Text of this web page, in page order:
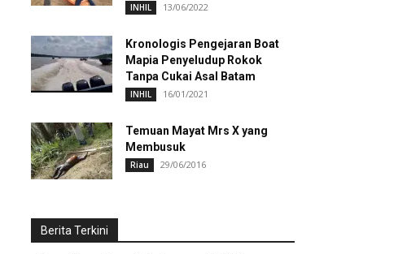
INHIL 13/06/2022
Kronologis Pengejaran Boat
Mapia Penyeludup Rokok
Tanpa Cukai Asal Batam
INHIL 16/01/2021
Temuan Mayat Mrs X yang
Membusuk
Riau 29/06/2016
Berita Terkini